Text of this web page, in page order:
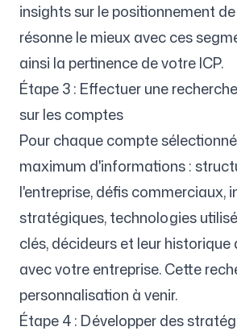
insights sur le positionnement
résonne le mieux avec ces
ainsi la pertinence de votre ICP.
Étape 3 : Effectuer une
sur les comptes
Pour chaque compte
maximum d'informations :
l'entreprise, défis commerciaux,
stratégiques, technologies
clés, décideurs et leur
avec votre entreprise. Cette
personnalisation à venir.
Étape 4 : Développer des